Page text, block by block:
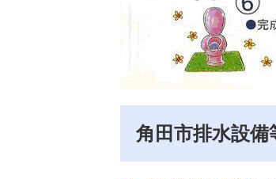
角田市排水設備